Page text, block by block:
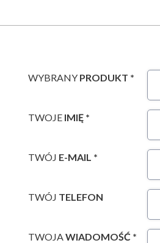
WYBRANY PRODUKT *
TWOJE IMIĘ *
TWÓJ E-MAIL *
TWÓJ TELEFON
TWOJAWIADOMOŚĆ *